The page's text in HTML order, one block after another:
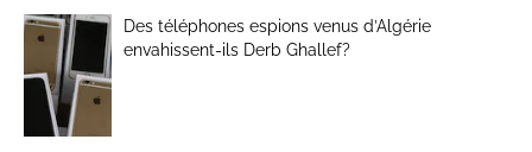
Des téléphones espions venus d’Algérie
envahissent-ils Derb Ghallef?